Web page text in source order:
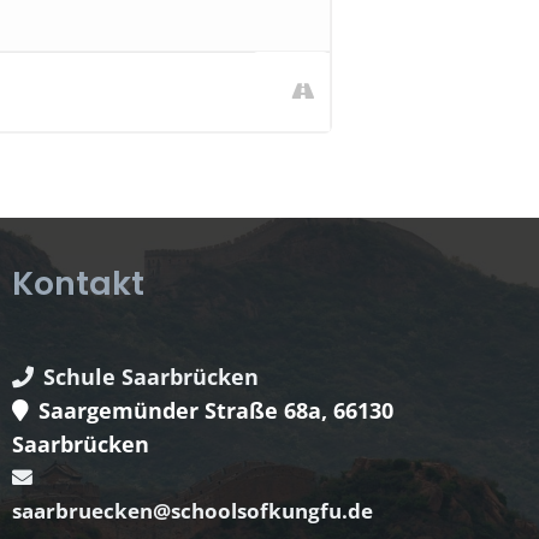
Kontakt
Schule Saarbrücken
Saargemünder Straße 68a, 66130
Saarbrücken
saarbruecken@schoolsofkungfu.de